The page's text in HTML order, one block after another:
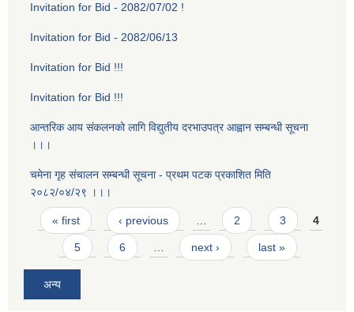
Invitation for Bid - 2082/07/02 !
Invitation for Bid - 2082/06/13
Invitation for Bid !!!
Invitation for Bid !!!
आन्तरिक आय संकलनको लागि विद्युतीय दरभाउपत्र आह्वान सम्बन्धी सूचना
।।।
चमेना गृह स‌ंचालन सम्बन्धी सूचना - प्रथम पटक प्रकाशित मिति
२०८२/०४/२९ ।।।
Pages
« first ‹ previous … 2 3 4
5 6 … next › last »
अन्य